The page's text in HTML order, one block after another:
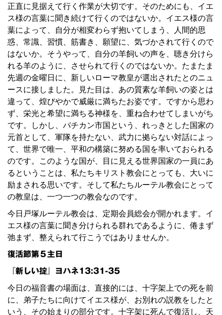
正直に見据えて行く作業が大切です。そのためにも、イエ
ス様の言葉に聞き続けて行くのではないか。イエス様の言
葉によって、自分が相変わらず抱いてしまう、人間的思
惑、常識、習慣、筋書き、願望に、気づかされて行くので
はないか。そうやって、自分の羊飼いの声を、聴き分けら
れる羊のように、させられて行くのではないか。たまたま
先週の金曜日に、新しいローマ教皇が選出されたとのニュ
ースに接しました。見た目は、あの質素な羊飼いの姿とは
違って、煌びやかで威厳に満ちたお姿です。ですから思わ
ず、栄光と希望に満ちる神様を、重ね合わせてしまいがち
です。しかし、バチカン市国という、れっきとした国家の
元首として、軍隊を持たない、武力に拠らない対話によっ
て、世界で唯一、平和の構築に努める国を率いておられる
のです。このような国が、目に見える世界国家の一員にあ
るということは、私たちキリスト教会にとっても、大いに
励まされる思いです。そして私たちルーテル教会にとって
の教皇は、一つ一つの教会なのです。
今日戸塚ルーテル教会は、定期会員総会が開かれます。イ
エス様の言葉に聞き分けられる群れであるように、倦まず
弛まず、整えられて行こうではありませんか。
復活節第５主日
『新しい掟』ヨハネ13:31-35
今日の福音書の場面は、直接的には、十字架上での死を前
に、弟子たちに向けてイエス様が、お別れの説教をしたと
いう、その始まりの部分です。十字架に死んで復活し、天